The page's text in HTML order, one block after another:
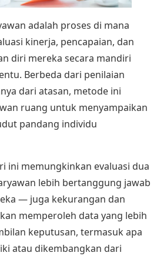
adalah proses di mana
kinerja, pencapaian, dan
diri mereka secara mandiri
Berbeda dari penilaian
dari atasan, metode ini
ruang untuk menyampaikan
pandang individu
ini memungkinkan evaluasi dua
lebih bertanggung jawab
— juga kekurangan dan
memperoleh data yang lebih
keputusan, termasuk apa
atau dikembangkan dari